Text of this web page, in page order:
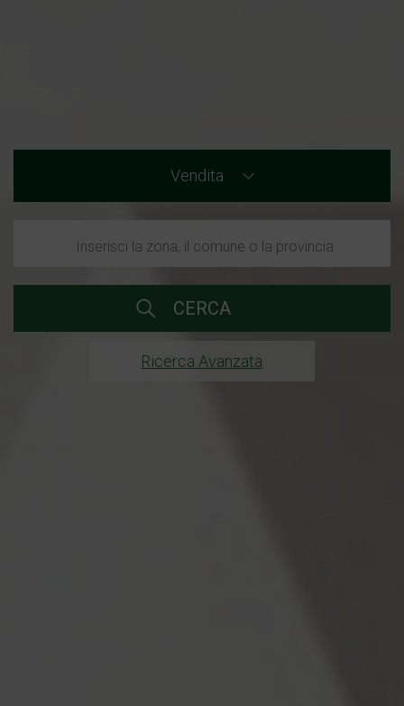
Vendita
Inserisci la zona, il comune o la provincia
CERCA
Ricerca Avanzata